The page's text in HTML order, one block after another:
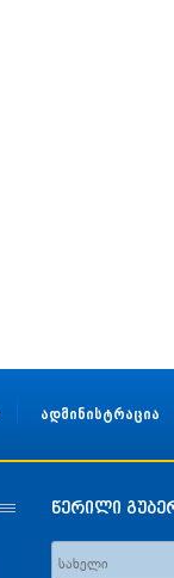
ადმინისტრაცია
წერილი